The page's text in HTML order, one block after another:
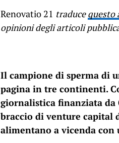
Renovatio 21 traducequesto
opinioni degli articoli
Il campione di sperma di
pagina in tre continenti.
giornalistica finanziata da
braccio di venture capital
alimentano a vicenda